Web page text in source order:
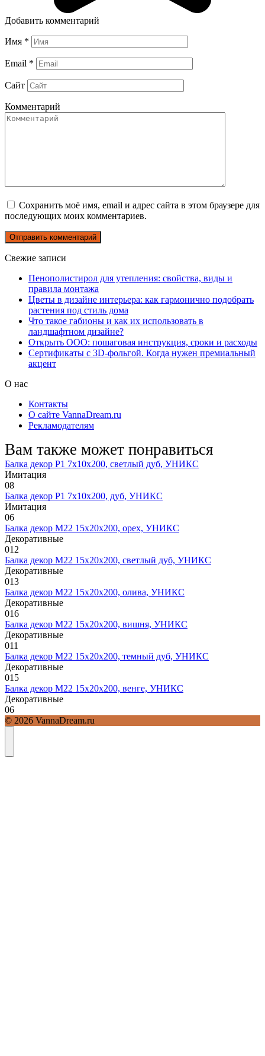
Добавить комментарий
Имя *
Email *
Сайт
Комментарий
Сохранить моё имя, email и адрес сайта в этом браузере для
последующих моих комментариев.
Свежие записи
Пенополистирол для утепления: свойства, виды и
правила монтажа
Цветы в дизайне интерьера: как гармонично подобрать
растения под стиль дома
Что такое габионы и как их использовать в
ландшафтном дизайне?
Открыть ООО: пошаговая инструкция, сроки и расходы
Сертификаты с 3D-фольгой. Когда нужен премиальный
акцент
О нас
Контакты
О сайте VannaDream.ru
Рекламодателям
Вам также может понравиться
Балка декор Р1 7х10х200, светлый дуб, УНИКС
Имитация
08
Балка декор Р1 7х10х200, дуб, УНИКС
Имитация
06
Балка декор М22 15х20х200, орех, УНИКС
Декоративные
012
Балка декор М22 15х20х200, светлый дуб, УНИКС
Декоративные
013
Балка декор М22 15х20х200, олива, УНИКС
Декоративные
016
Балка декор М22 15х20х200, вишня, УНИКС
Декоративные
011
Балка декор М22 15х20х200, темный дуб, УНИКС
Декоративные
015
Балка декор М22 15х20х200, венге, УНИКС
Декоративные
06
© 2026 VannaDream.ru